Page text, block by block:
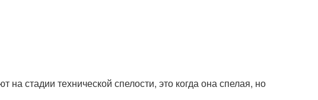
стадии технической спелости, это когда она спелая, но